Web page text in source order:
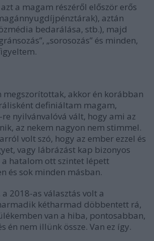
a magam részéről először erős
aztán
bedarálása, stb.), majd
„sorosozás” és minden,
megszorítottak, akkor én korábban
definiáltam magam,
nyilvánvalóvá vált, hogy ami az
az nekem nagyon nem stimmel.
volt szó, hogy az ember ezzel és
vagy lábrázást kap bizonyos
a hatalom ott szintet lépett
és sok minden másban.
2018-as választás volt a
kétharmad döbbentett rá,
van a hiba, pontosabban,
én nem illünk össze. Van ez így.